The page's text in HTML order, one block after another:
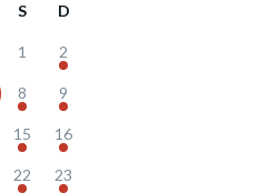
S D
1 2
8 9
15 16
22 23